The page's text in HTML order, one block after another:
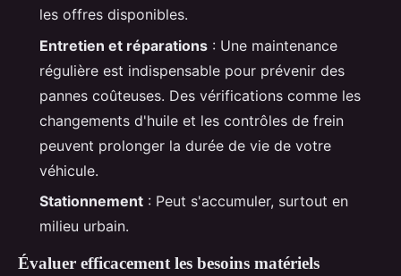
les offres disponibles.
Entretien et réparations : Une maintenance
régulière est indispensable pour prévenir des
pannes coûteuses. Des vérifications comme les
changements d'huile et les contrôles de frein
peuvent prolonger la durée de vie de votre
véhicule.
Stationnement : Peut s'accumuler, surtout en
milieu urbain.
Évaluer efficacement les besoins matériels